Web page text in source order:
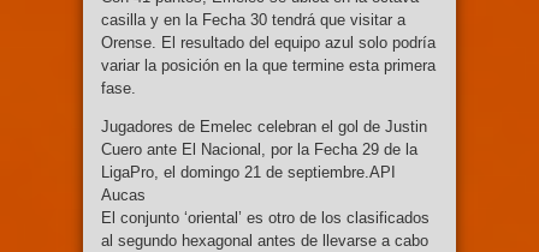
casilla y en la Fecha 30 tendrá que visitar a
Orense. El resultado del equipo azul solo podría
variar la posición en la que termine esta primera
fase.
Jugadores de Emelec celebran el gol de Justin
Cuero ante El Nacional, por la Fecha 29 de la
LigaPro, el domingo 21 de septiembre.API
Aucas
El conjunto ‘oriental’ es otro de los clasificados
al segundo hexagonal antes de llevarse a cabo